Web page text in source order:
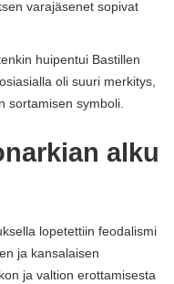
varajäsenet sopivat
huipentui Bastillen
oli suuri merkitys,
sortamisen symboli.
alku
lopetettiin feodalismi
ja kansalaisen
ja valtion erottamisesta